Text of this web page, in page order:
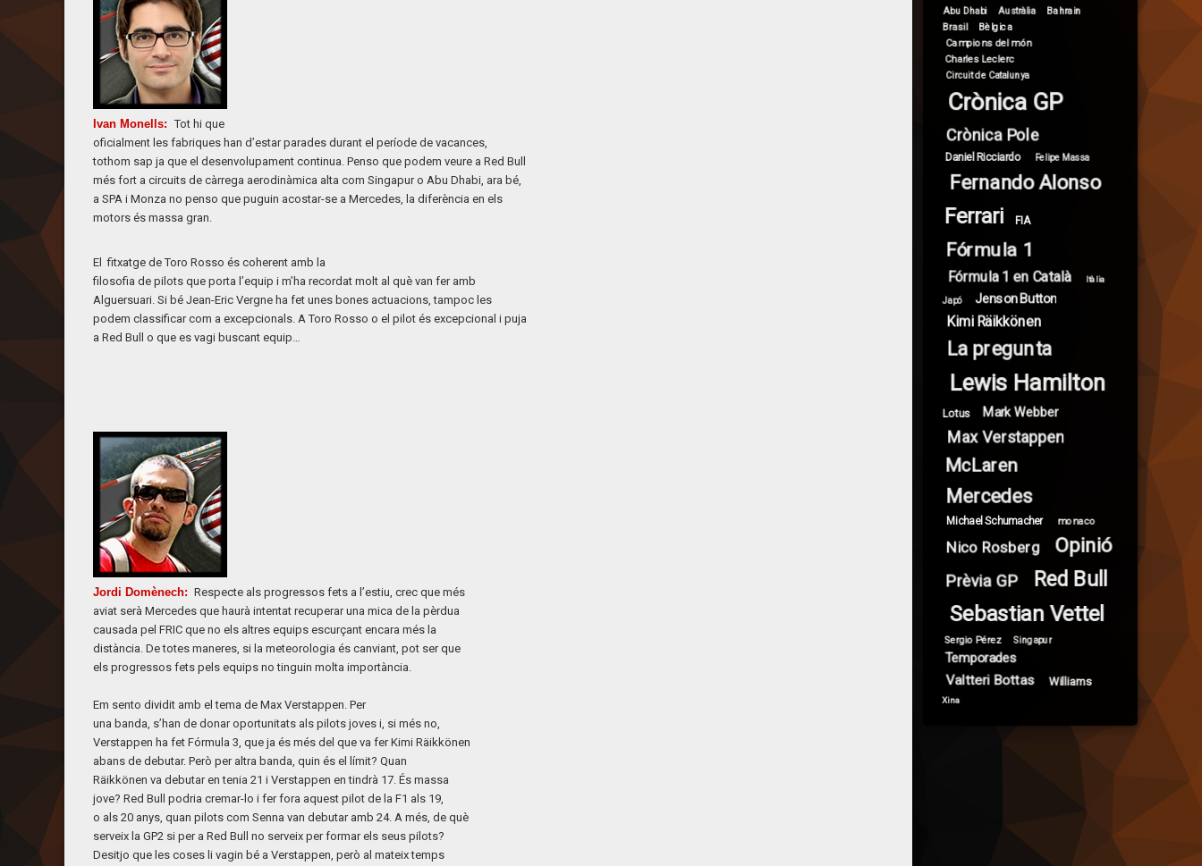
Ivan Monells: Tot hi que
oficialment les fabriques han d’estar parades durant el període de vacances,
tothom sap ja que el desenvolupament continua. Penso que podem veure a Red Bull
més fort a circuits de càrrega aerodinàmica alta com Singapur o Abu Dhabi, ara bé,
a SPA i Monza no penso que puguin acostar-se a Mercedes, la diferència en els
motors és massa gran.
El fitxatge de Toro Rosso és coherent amb la
filosofia de pilots que porta l’equip i m’ha recordat molt al què van fer amb
Alguersuari. Si bé Jean-Eric Vergne ha fet unes bones actuacions, tampoc les
podem classificar com a excepcionals. A Toro Rosso o el pilot és excepcional i puja
a Red Bull o que es vagi buscant equip…
Jordi Domènech: Respecte als progressos fets a l’estiu, crec que més
aviat serà Mercedes que haurà intentat recuperar una mica de la pèrdua
causada pel FRIC que no els altres equips escurçant encara més la
distància. De totes maneres, si la meteorologia és canviant, pot ser que
els progressos fets pels equips no tinguin molta importància.
Em sento dividit amb el tema de Max Verstappen. Per
una banda, s’han de donar oportunitats als pilots joves i, si més no,
Verstappen ha fet Fórmula 3, que ja és més del que va fer Kimi Räikkönen
abans de debutar. Però per altra banda, quin és el límit? Quan
Räikkönen va debutar en tenia 21 i Verstappen en tindrà 17. És massa
jove? Red Bull podria cremar-lo i fer fora aquest pilot de la F1 als 19,
o als 20 anys, quan pilots com Senna van debutar amb 24. A més, de què
serveix la GP2 si per a Red Bull no serveix per formar els seus pilots?
Desitjo que les coses li vagin bé a Verstappen, però al mateix temps
Abu Dhabi Austràlia
Bahrain
Brasil
Bèlgica
Campions del món
Charles Leclerc
Circuit de Catalunya
Crònica GP
Crònica Pole
Daniel Ricciardo Felipe Massa
Fernando Alonso
Ferrari FIA
Fórmula 1
Fórmula 1 en Català Itàlia
Japó Jenson Button
Kimi Räikkönen
La pregunta
Lewis Hamilton
Lotus Mark Webber
Max Verstappen
McLaren
Mercedes
Michael Schumacher monaco
Nico Rosberg Opinió
Prèvia GP Red Bull
Sebastian Vettel
Sergio Pérez Singapur
Temporades
Valtteri Bottas Williams
Xina